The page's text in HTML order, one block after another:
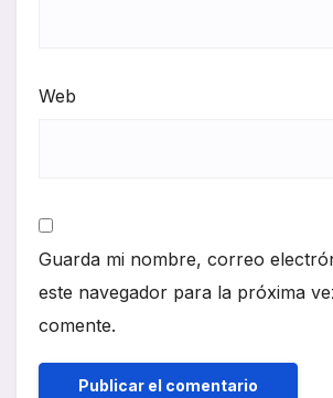
Web
Guarda mi nombre, correo
este navegador para la próxima
comente.